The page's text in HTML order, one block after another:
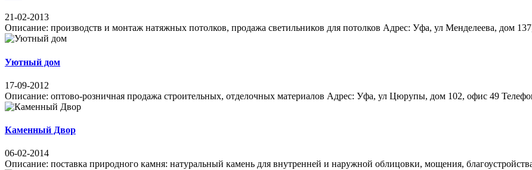
21-02-2013
Описание: производств и монтаж натяжных потолков, продажа светильников для потолков Адрес: Уфа, ул Менделеева, дом
Уютный дом
17-09-2012
Описание: оптово-розничная продажа строительных, отделочных материалов Адрес: Уфа, ул Цюрупы, дом 102, офис 49
Каменный Двор
06-02-2014
Описание: поставка природного камня: натуральный камень для внутренней и наружной облицовки, мощения,